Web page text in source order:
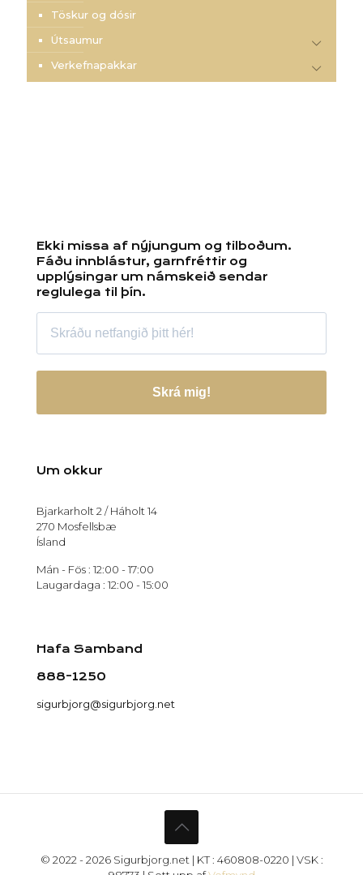
Töskur og dósir
Útsaumur
Verkefnapakkar
Ekki missa af nýjungum og tilboðum.
Fáðu innblástur, garnfréttir og
upplýsingar um námskeið sendar
reglulega til þín.
Skrá mig!
Um okkur
Bjarkarholt 2 / Háholt 14
270 Mosfellsbæ
Ísland
Mán - Fös : 12:00 - 17:00
Laugardaga : 12:00 - 15:00
Hafa Samband
888-1250
sigurbjorg@sigurbjorg.net
© 2022 - 2026 Sigurbjorg.net | KT : 460808-0220 | VSK :